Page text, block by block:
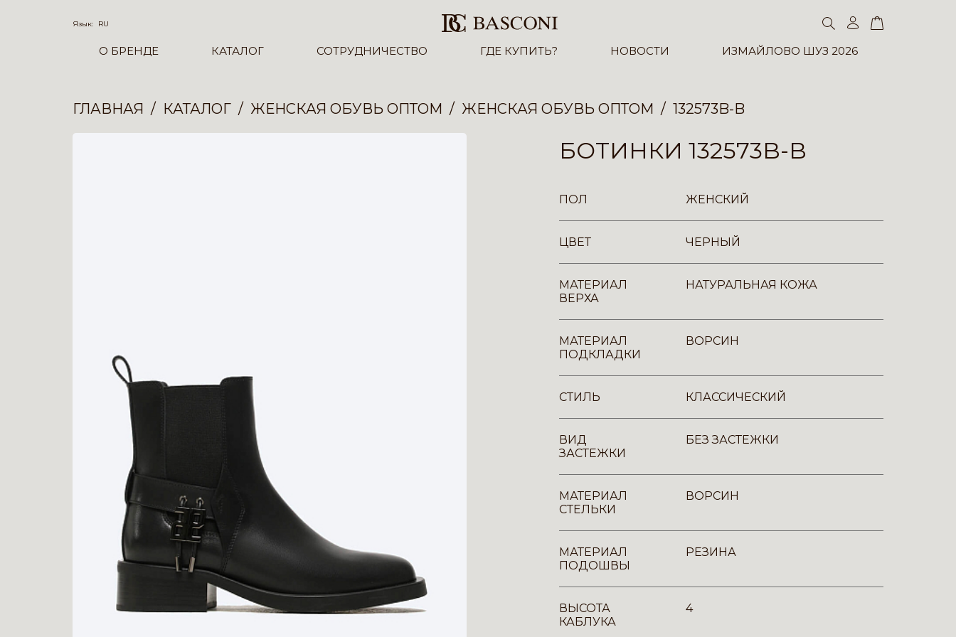
Язык: RU
О БРЕНДЕ КАТАЛОГ СОТРУДНИЧЕСТВО ГДЕ КУПИТЬ? НОВОСТИ ИЗМАЙЛОВО ШУЗ 2026
ГЛАВНАЯ КАТАЛОГ ЖЕНСКАЯ ОБУВЬ ОПТОМ ЖЕНСКАЯ ОБУВЬ ОПТОМ 132573B-B
БОТИНКИ 132573B-B
ПОЛ ЖЕНСКИЙ
ЦВЕТ ЧЕРНЫЙ
МАТЕРИАЛ
ВЕРХА
НАТУРАЛЬНАЯ КОЖА
МАТЕРИАЛ
ПОДКЛАДКИ
ВОРСИН
СТИЛЬ КЛАССИЧЕСКИЙ
ВИД
ЗАСТЕЖКИ
БЕЗ ЗАСТЕЖКИ
МАТЕРИАЛ
СТЕЛЬКИ
ВОРСИН
МАТЕРИАЛ
ПОДОШВЫ
РЕЗИНА
ВЫСОТА
КАБЛУКА
4